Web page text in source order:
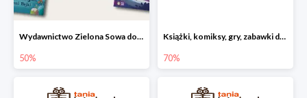
Wydawnictwo Zielona Sowa do -50%
50%
Książki, komiksy, gry, zabawki do -70%
70%